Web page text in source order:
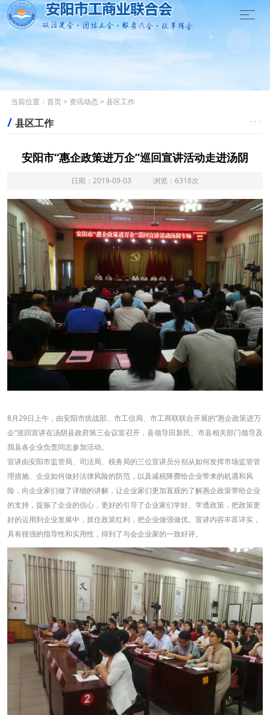

当前位置： 首页> 资讯动态 > 县区工作
/ 县区工作 
安阳市“惠企政策进万企”巡回宣讲活动走进汤阴
日期：2019-09-03 浏览：6318次
8月29日上午，由安阳市统战部、市工信局、市工商联联合开展的“惠企政策进万
企”巡回宣讲在汤阴县政府第三会议室召开，县领导田新民、市县相关部门领导及
我县各企业负责同志参加活动。
宣讲由安阳市监管局、司法局、税务局的三位宣讲员分别从如何发挥市场监管管
理措施、企业如何做好法律风险的防范，以及减税降费给企业带来的机遇和风
险，向企业家们做了详细的讲解，让企业家们更加直观的了解惠企政策带给企业
的支持，提振了企业的信心，更好的引导了企业家们学好、学透政策，把政策更
好的运用到企业发展中，抓住政策红利，把企业做强做优。宣讲内容丰富详实，
具有很强的指导性和实用性，得到了与会企业家的一致好评。